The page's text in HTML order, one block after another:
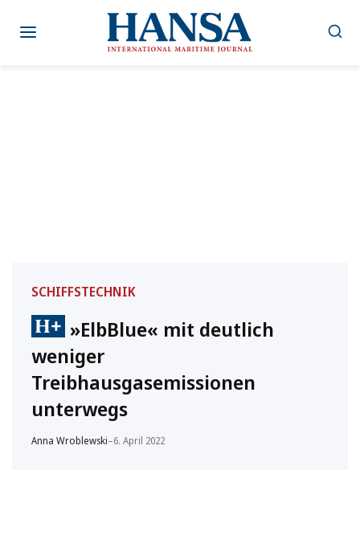
Inhalt
SCHIFFSTECHNIK
»ElbBlue« mit deutlich
weniger
Treibhausgasemissionen
unterwegs
Anna Wroblewski–6. April 2022